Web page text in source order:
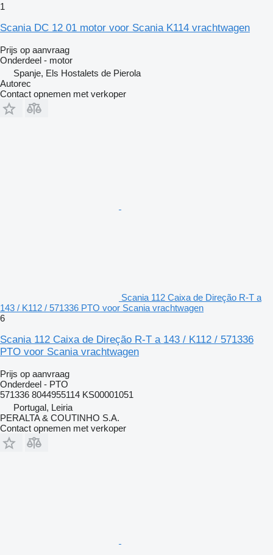
1
Scania DC 12 01 motor voor Scania K114 vrachtwagen
Prijs op aanvraag
Onderdeel - motor
Spanje, Els Hostalets de Pierola
Autorec
Contact opnemen met verkoper
Scania 112 Caixa de Direção R-T a
143 / K112 / 571336 PTO voor Scania vrachtwagen
6
Scania 112 Caixa de Direção R-T a 143 / K112 / 571336
PTO voor Scania vrachtwagen
Prijs op aanvraag
Onderdeel - PTO
571336 8044955114 KS00001051
Portugal, Leiria
PERALTA & COUTINHO S.A.
Contact opnemen met verkoper